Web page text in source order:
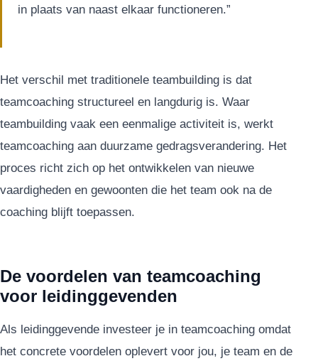
in plaats van naast elkaar functioneren.”
Het verschil met traditionele teambuilding is dat
teamcoaching structureel en langdurig is. Waar
teambuilding vaak een eenmalige activiteit is, werkt
teamcoaching aan duurzame gedragsverandering. Het
proces richt zich op het ontwikkelen van nieuwe
vaardigheden en gewoonten die het team ook na de
coaching blijft toepassen.
De voordelen van teamcoaching
voor leidinggevenden
Als leidinggevende investeer je in teamcoaching omdat
het concrete voordelen oplevert voor jou, je team en de